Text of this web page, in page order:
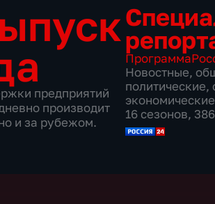
предприятий
производит
и за рубежом.
Программа
Новостные,
политические,
экономические
16 сезонов,